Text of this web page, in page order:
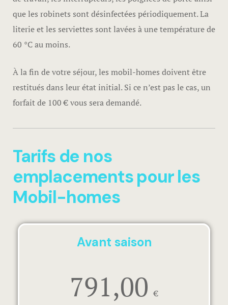
que les robinets sont désinfectées périodiquement. La
literie et les serviettes sont lavées à une température de
60 °C au moins.
À la fin de votre séjour, les mobil-homes doivent être
restitués dans leur état initial. Si ce n’est pas le cas, un
forfait de 100 € vous sera demandé.
Tarifs de nos
emplacements pour les
Mobil-homes
Avant saison
791,00 €